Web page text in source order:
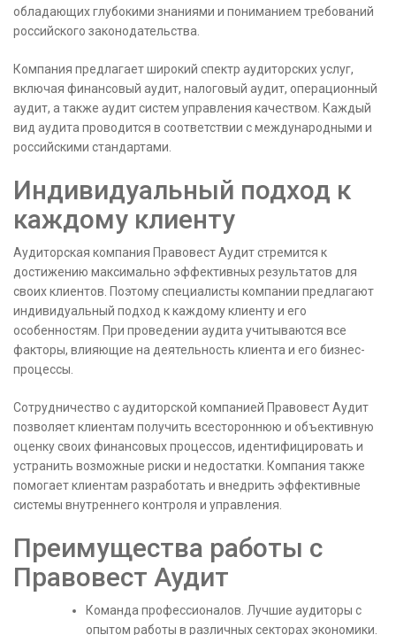
обладающих глубокими знаниями и пониманием требований
российского законодательства.
Компания предлагает широкий спектр аудиторских услуг,
включая финансовый аудит, налоговый аудит, операционный
аудит, а также аудит систем управления качеством. Каждый
вид аудита проводится в соответствии с международными и
российскими стандартами.
Индивидуальный подход к
каждому клиенту
Аудиторская компания Правовест Аудит стремится к
достижению максимально эффективных результатов для
своих клиентов. Поэтому специалисты компании предлагают
индивидуальный подход к каждому клиенту и его
особенностям. При проведении аудита учитываются все
факторы, влияющие на деятельность клиента и его бизнес-
процессы.
Сотрудничество с аудиторской компанией Правовест Аудит
позволяет клиентам получить всестороннюю и объективную
оценку своих финансовых процессов, идентифицировать и
устранить возможные риски и недостатки. Компания также
помогает клиентам разработать и внедрить эффективные
системы внутреннего контроля и управления.
Преимущества работы с
Правовест Аудит
Команда профессионалов. Лучшие аудиторы с
опытом работы в различных секторах экономики.